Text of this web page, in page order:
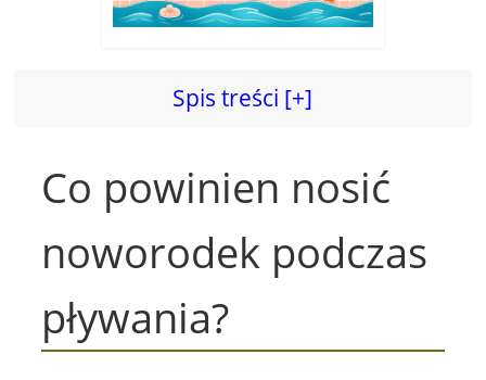
Spis treści [+]
Co powinien nosić
noworodek podczas
pływania?